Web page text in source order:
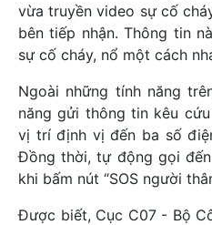
vừa truyền video sự cố
bên tiếp nhận. Thông tin
sự cố cháy, nổ một cách
Ngoài những tính năng
năng gửi thông tin kêu
vị trí định vị đến ba số
Đồng thời, tự động gọi
khi bấm nút “SOS người
Được biết, Cục C07 - Bộ